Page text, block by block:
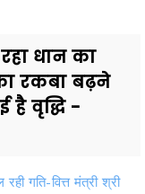
धान का
रकबा बढ़ने
है वृद्धि -
गति-वित्त मंत्री श्री